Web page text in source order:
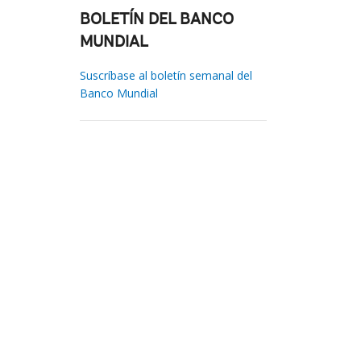
BOLETÍN DEL BANCO
MUNDIAL
Suscríbase al boletín semanal del
Banco Mundial